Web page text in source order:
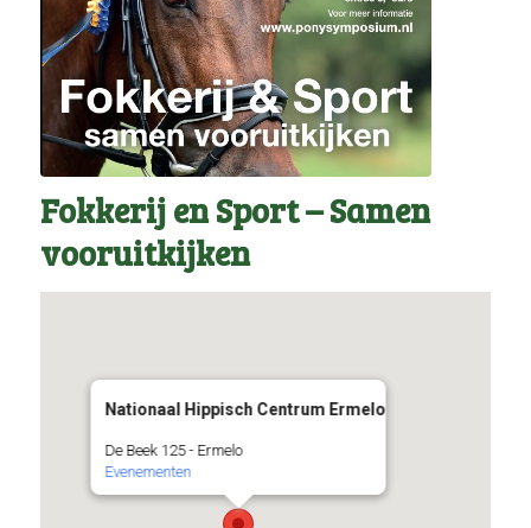
Fokkerij en Sport – Samen
vooruitkijken
Nationaal Hippisch Centrum Ermelo
De Beek 125 - Ermelo
Evenementen